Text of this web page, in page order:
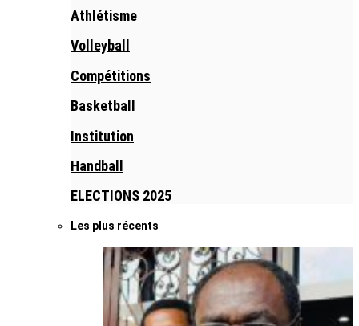
Athlétisme
Volleyball
Compétitions
Basketball
Institution
Handball
ELECTIONS 2025
Les plus récents